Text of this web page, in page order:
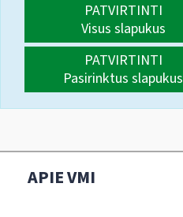
PATVIRTINTI
Visus slapukus
PATVIRTINTI
Pasirinktus slapukus
APIE VMI